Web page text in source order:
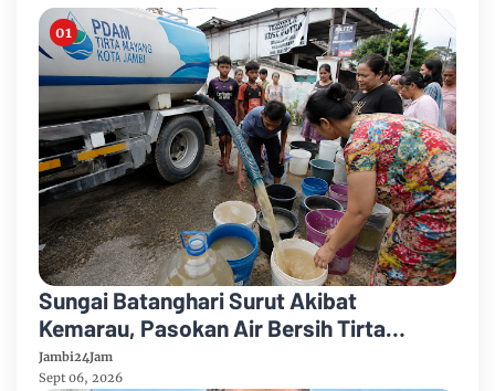
Sungai Batanghari Surut Akibat
Kemarau, Pasokan Air Bersih Tirta
Mayang Jambi Keruh
Jambi24Jam
Sept 06, 2026